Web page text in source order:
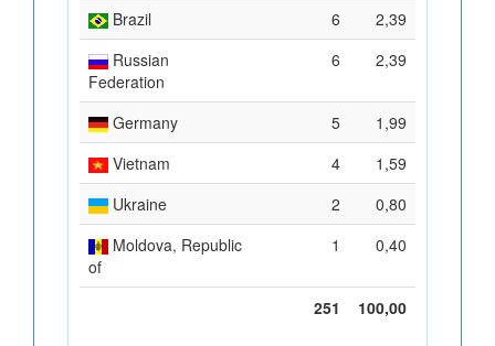
Brazil
6
2,39
Russian
Federation
6 2,39
Germany 5
1,99
Vietnam
4
1,59
Ukraine
2
0,80
Moldova, Republic
of
1 0,40
251 100,00